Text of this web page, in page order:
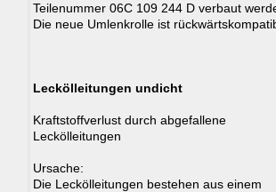
Teilenummer 06C 109 244 D verbaut
Die neue Umlenkrolle ist
Leckölleitungen undicht
Kraftstoffverlust durch abgefallene
Leckölleitungen
Ursache:
Die Leckölleitungen bestehen aus einem